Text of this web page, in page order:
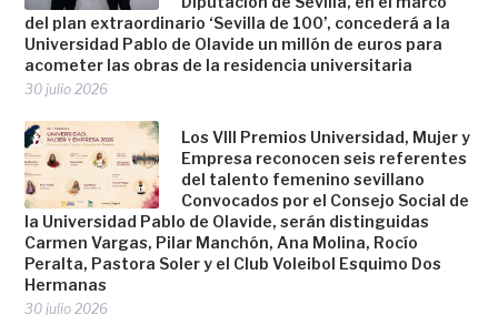
del plan extraordinario ‘Sevilla de 100’, concederá a la
Universidad Pablo de Olavide un millón de euros para
acometer las obras de la residencia universitaria
30 julio 2026
Los VIII Premios Universidad, Mujer y
Empresa reconocen seis referentes
del talento femenino sevillano
Convocados por el Consejo Social de
la Universidad Pablo de Olavide, serán distinguidas
Carmen Vargas, Pilar Manchón, Ana Molina, Rocío
Peralta, Pastora Soler y el Club Voleibol Esquimo Dos
Hermanas
30 julio 2026